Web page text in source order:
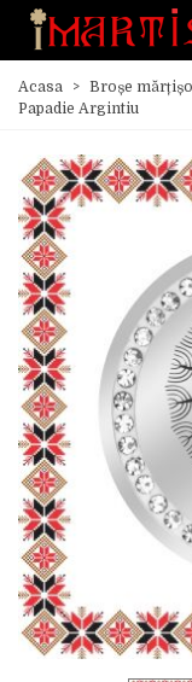
Acasa > Broșe
Papadie Argintiu